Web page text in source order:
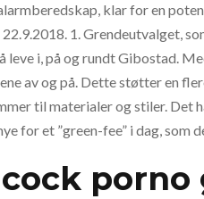
klar for en
1. Grendeutvalget,
i, på og rundt Gibostad.
av og på. Dette støtter en
til materialer og stiler.
for et ”green-fee” i dag, som
porno